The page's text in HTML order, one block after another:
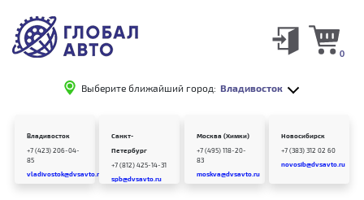
Выберите ближайший город: Владивосток
0
Владивосток
+7 (423) 206-04-
85
vladivostok@dvsavto.ru
Санкт-
Петербург
+7 (812) 425-14-31
spb@dvsavto.ru
Москва (Химки)
+7 (495) 118-20-
83
moskva@dvsavto.ru
Новосибирск
+7 (383) 312 02 60
novosib@dvsavto.ru